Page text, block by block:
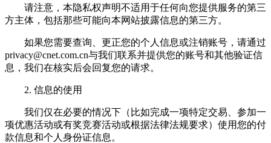
请注意，本隐私权声明不适用于任何向您提供服务的第三
方主体，包括那些可能向本网站披露信息的第三方。
如果您需要查询、更正您的个人信息或注销账号，请通过
privacy@cnet.com.cn与我们联系并提供您的账号和其他验证信
息，我们在核实后会回复您的请求。
2. 信息的使用
我们仅在必要的情况下（比如完成一项特定交易、参加一
项优惠活动或有奖竞赛活动或根据法律法规要求）使用您的付
款信息和个人身份证信息。